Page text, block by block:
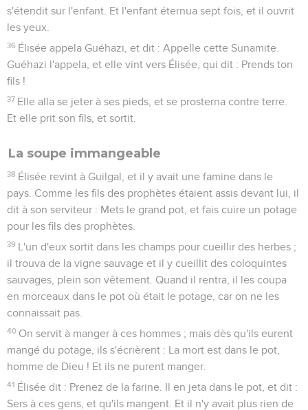
s'étendit sur l'enfant. Et l'enfant éternua sept fois, et il ouvrit
les yeux.
36 Élisée appela Guéhazi, et dit : Appelle cette Sunamite.
Guéhazi l'appela, et elle vint vers Élisée, qui dit : Prends ton
fils !
37 Elle alla se jeter à ses pieds, et se prosterna contre terre.
Et elle prit son fils, et sortit.
La soupe immangeable
38 Élisée revint à Guilgal, et il y avait une famine dans le
pays. Comme les fils des prophètes étaient assis devant lui, il
dit à son serviteur : Mets le grand pot, et fais cuire un potage
pour les fils des prophètes.
39 L'un d'eux sortit dans les champs pour cueillir des herbes ;
il trouva de la vigne sauvage et il y cueillit des coloquintes
sauvages, plein son vêtement. Quand il rentra, il les coupa
en morceaux dans le pot où était le potage, car on ne les
connaissait pas.
40 On servit à manger à ces hommes ; mais dès qu'ils eurent
mangé du potage, ils s'écrièrent : La mort est dans le pot,
homme de Dieu ! Et ils ne purent manger.
41 Élisée dit : Prenez de la farine. Il en jeta dans le pot, et dit :
Sers à ces gens, et qu'ils mangent. Et il n'y avait plus rien de